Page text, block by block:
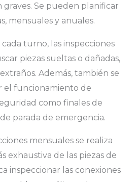
graves. Se pueden planificar
mensuales y anuales.
turno, las inspecciones
piezas sueltas o dañadas,
Además, también se
el funcionamiento de
como finales de
parada de emergencia.
mensuales se realiza
exhaustiva de las piezas de
inspeccionar las conexiones